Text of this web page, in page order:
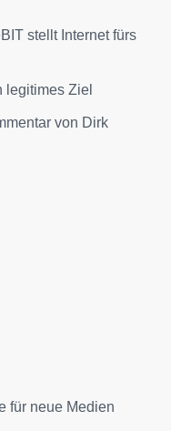
stellt Internet fürs
legitimes Ziel
von Dirk
für neue Medien